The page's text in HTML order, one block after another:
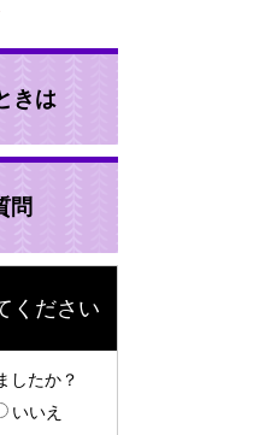
きは
問
ください
したか？
いいえ